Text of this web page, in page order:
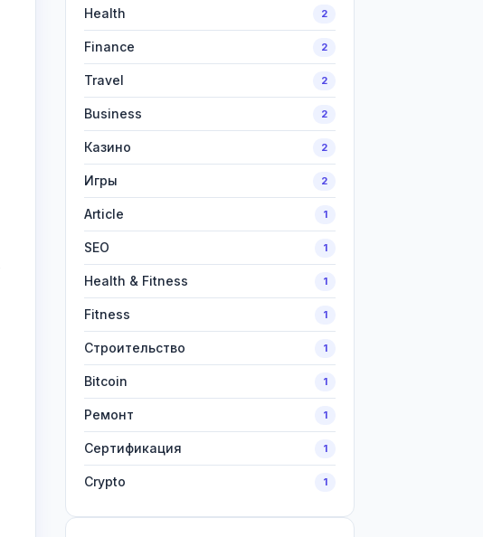
Health 2
Finance 2
Travel 2
Business 2
Казино 2
Игры 2
Article 1
SEO 1
Health & Fitness 1
Fitness 1
Строительство 1
Bitcoin 1
Ремонт 1
Сертификация 1
Crypto 1